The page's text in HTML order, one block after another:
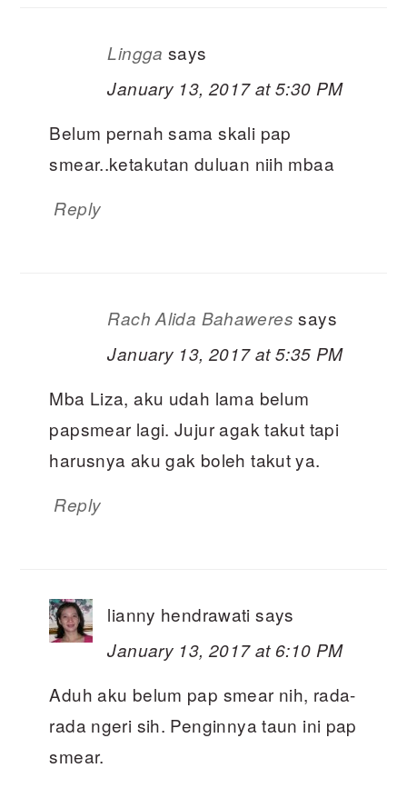
Lingga says
January 13, 2017 at 5:30 PM
Belum pernah sama skali pap
smear..ketakutan duluan niih mbaa
Reply
Rach Alida Bahaweres says
January 13, 2017 at 5:35 PM
Mba Liza, aku udah lama belum
papsmear lagi. Jujur agak takut tapi
harusnya aku gak boleh takut ya.
Reply
lianny hendrawati says
January 13, 2017 at 6:10 PM
Aduh aku belum pap smear nih, rada-
rada ngeri sih. Penginnya taun ini pap
smear.